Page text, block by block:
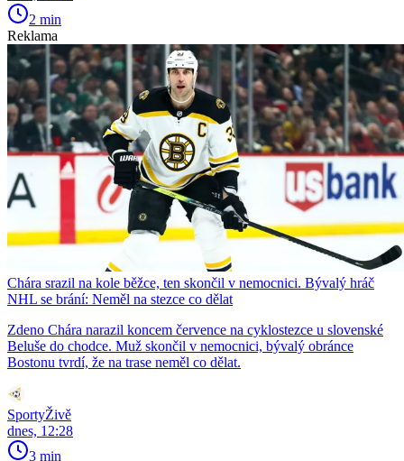
2 min
Reklama
Chára srazil na kole běžce, ten skončil v nemocnici. Bývalý hráč
NHL se brání: Neměl na stezce co dělat
Zdeno Chára narazil koncem července na cyklostezce u slovenské
Beluše do chodce. Muž skončil v nemocnici, bývalý obránce
Bostonu tvrdí, že na trase neměl co dělat.
SportyŽivě
dnes, 12:28
3 min